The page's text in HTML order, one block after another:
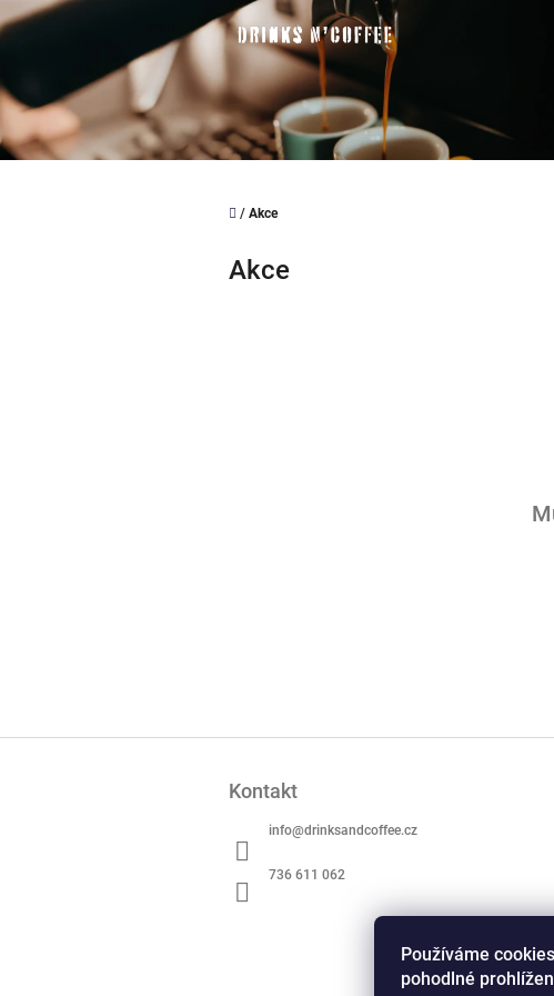
Používáme
pohodlné
Přejít
na
Domů
/ Akce
Akce
Kontakt
info@drinksandcoffee.cz
736 611 062